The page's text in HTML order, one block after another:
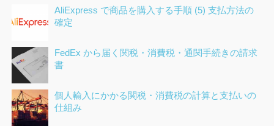
AliExpress で商品を購入する手順 (5) 支払方法の
確定
FedEx から届く関税・消費税・通関手続きの請求
書
個人輸入にかかる関税・消費税の計算と支払いの
仕組み